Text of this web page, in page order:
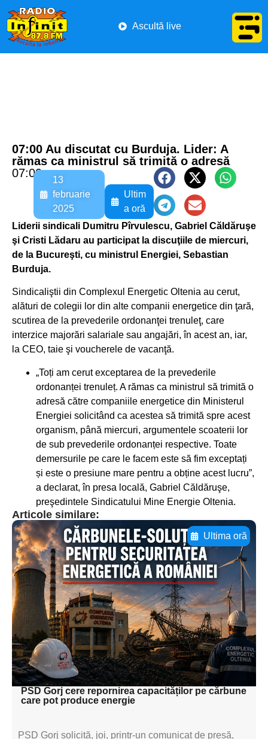
Ascultă live
07:00 Au discutat cu Burduja. Lider: A
rămas ca ministrul să trimită o adresă
07:00
13
februarie
2025
Ultim
a oră
Liderii sindicali Dumitru Pîrvulescu, Gabriel Căldăruşe
şi Cristi Lădaru au participat la discuţiile de miercuri,
de la Bucureşti, cu ministrul Energiei, Sebastian
Burduja.
Sindicaliştii din Complexul Energetic Oltenia au cerut,
alături de colegii lor din alte companii energetice din ţară,
scutirea de la prevederile ordonanţei trenuleţ, care
interzice majorări salariale sau angajări, în acest an, iar,
la CEO, taie şi voucherele de vacanţă.
„Toți am cerut exceptarea de la prevederile
ordonanței trenuleț. A rămas ca ministrul să trimită o
adresă către companiile energetice din Ministerul
Energiei solicitând ca acestea să trimită spre acest
organism, până miercuri, argumentele scoaterii lor
de sub prevederile ordonanței respective. Toate
demersurile pe care le facem este să fim exceptați
și este o presiune mare pentru a obține acest lucru”,
a declarat, în presa locală, Gabriel Căldăruşe,
preşedintele Sindicatului Mine Energie Oltenia.
Articole similare:
Ultima oră
Adaugă aici textul pentru
subtitluAdaugă aici
textul pentru
subtitluAdaugă aici
textul pentru
subtitluAdaugă aici
textul pentru subti
PSD Gorj cere repornirea capacităților pe cărbune
care pot produce energie
PSD Gorj solicită, joi, printr-un comunicat de presă,